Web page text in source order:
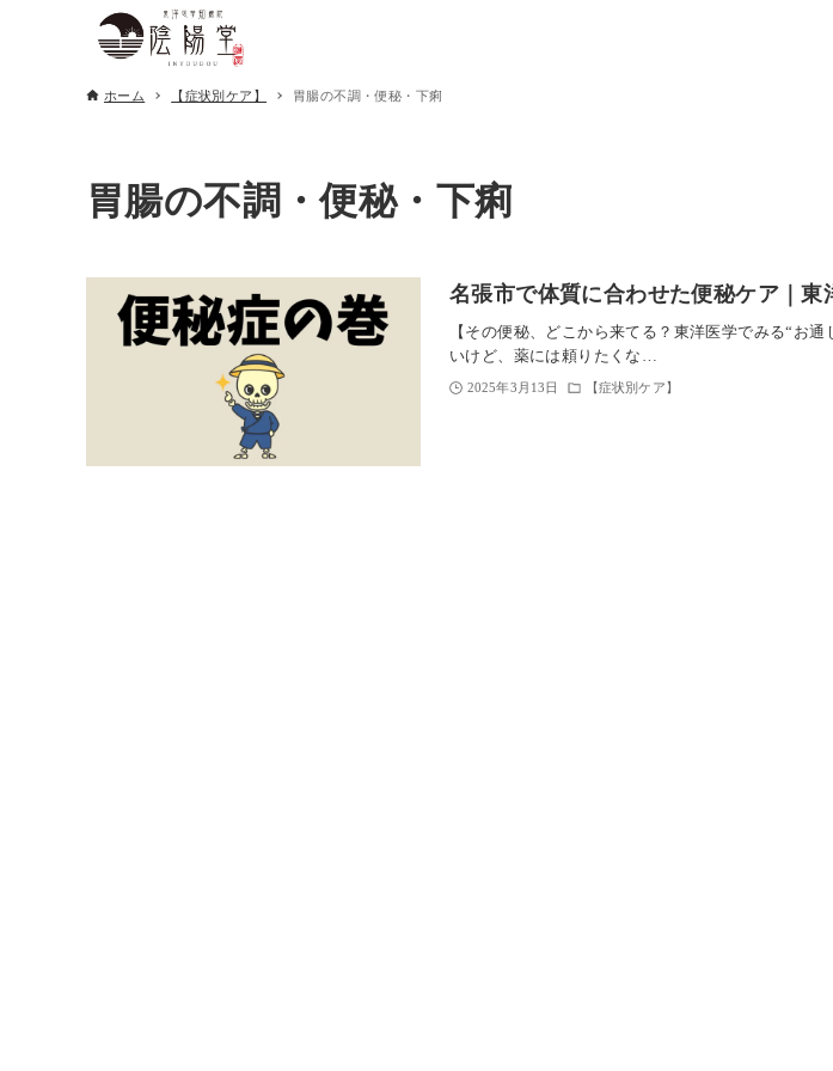
ホーム 【症状別ケア】 胃腸の不調・便秘・下痢
胃腸の不調・便秘・下痢
名張市で体質に合わせた便秘ケア｜
【その便秘、どこから来てる？東洋医学でみる“お
いけど、薬には頼りたくな…
2025年3月13日 【症状別ケア】